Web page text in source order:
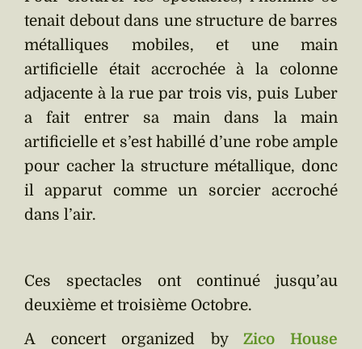
tenait debout dans une structure de barres
métalliques mobiles, et une main
artificielle était accrochée à la colonne
adjacente à la rue par trois vis, puis Luber
a fait entrer sa main dans la main
artificielle et s’est habillé d’une robe ample
pour cacher la structure métallique, donc
il apparut comme un sorcier accroché
dans l’air.
Ces spectacles ont continué jusqu’au
deuxième et troisième Octobre.
A concert organized byZico House